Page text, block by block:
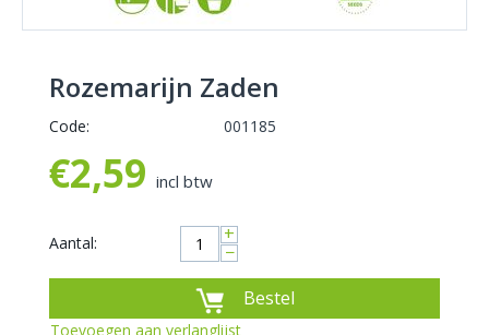
Rozemarijn Zaden
Code: 001185
€2,59 incl btw
Aantal: +
−
Bestel
Toevoegen aan verlanglijst